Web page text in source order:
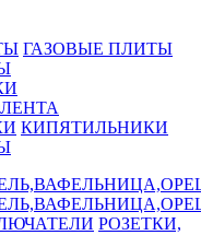
ГАЗОВЫЕ ПЛИТЫ
КИПЯТИЛЬНИКИ
РОЗЕТКИ,